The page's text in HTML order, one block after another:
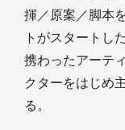
揮／原案／脚本
トがスタートし
携わったアーテ
クターをはじめ
る。